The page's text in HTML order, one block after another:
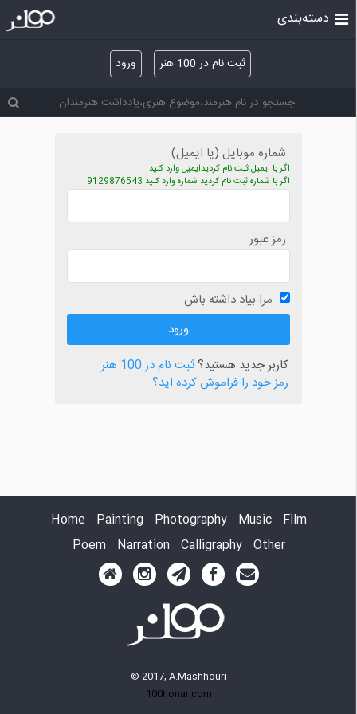
ثبت نام در 100 هنر ورود
دسته‌بندی
شماره موبایل (یا ایمیل)
اگر با ایمیل ثبت نام کردیدایمیل وارد کنید
اگر با شماره ثبت نام کردید شماره وارد کنید 9129876543
رمز عبور
مرا بیاد داشته باش
کاربر جدید هستید؟ثبت نام در 100 هنر
رمز خود را فراموش کرده اید؟
Home Painting Photography Music
Film
Poem
Narration Calligraphy Other
© 2017, A.Mashhouri
100honar.com